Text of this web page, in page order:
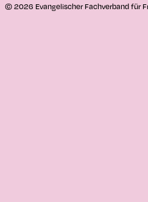
© 2026 Evangelischer Fachverband für